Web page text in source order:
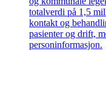
totalverdi på 1,5
kontakt og
pasienter og drift,
personinformasjon.